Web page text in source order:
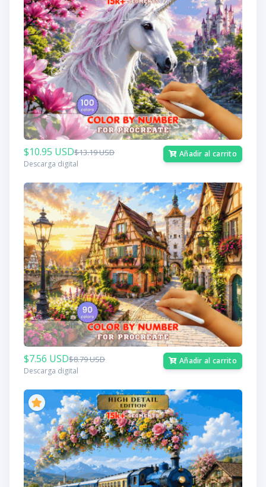
$10.95 USD$13.19 USD
Descarga digital
Añadir al carrito
$7.56 USD$8.79 USD
Descarga digital
Añadir al carrito